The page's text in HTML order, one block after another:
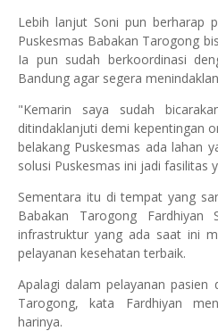
Lebih lanjut Soni pun berharap
Puskesmas Babakan Tarogong
Ia pun sudah berkoordinasi
Bandung agar segera
"Kemarin saya sudah
ditindaklanjuti demi kepentingan
belakang Puskesmas ada lahan
solusi Puskesmas ini jadi fasilitas
Sementara itu di tempat yang
Babakan Tarogong Fardhiyan
infrastruktur yang ada saat ini
pelayanan kesehatan terbaik.
Apalagi dalam pelayanan pasien
Tarogong, kata Fardhiyan
harinya.